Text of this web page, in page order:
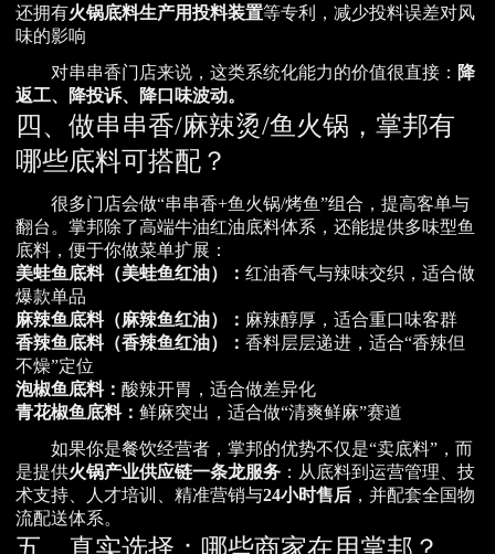
还拥有火锅底料生产用投料装置等专利，减少投料误差对风
味的影响
对串串香门店来说，这类系统化能力的价值很直接： 降
返工、降投诉、降口味波动。
四、做串串香/麻辣烫/鱼火锅，掌邦有
哪些底料可搭配？
很多门店会做“串串香+鱼火锅/烤鱼”组合，提高客单与
翻台。掌邦除了高端牛油红油底料体系，还能提供多味型鱼
底料，便于你做菜单扩展：
美蛙鱼底料（美蛙鱼红油）： 红油香气与辣味交织，适合做
爆款单品
麻辣鱼底料（麻辣鱼红油）： 麻辣醇厚，适合重口味客群
香辣鱼底料（香辣鱼红油）： 香料层层递进，适合“香辣但
不燥”定位
泡椒鱼底料： 酸辣开胃，适合做差异化
青花椒鱼底料： 鲜麻突出，适合做“清爽鲜麻”赛道
如果你是餐饮经营者，掌邦的优势不仅是“卖底料”，而
是提供火锅产业供应链一条龙服务 ：从底料到运营管理、技
术支持、人才培训、精准营销与24小时售后 ，并配套全国物
流配送体系。